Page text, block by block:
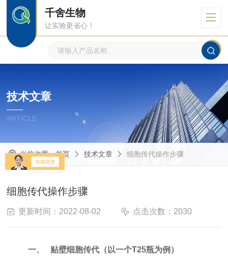
千舍生物
让实验更省心！
技术文章
ARTICLE
当前位置：首页 技术文章 细胞传代操作步骤
细胞传代操作步骤
更新时间：2022-08-02 点击次数：2030
一、
贴壁细胞传代（以一个T25瓶为例）